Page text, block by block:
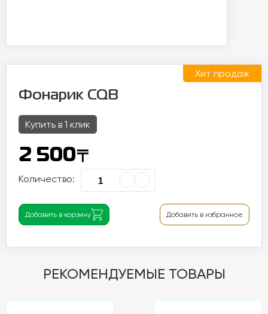
Фонарик CQB
Купить в 1 клик
Хит продаж
2 500〒
Количество:
Добавить в корзину Добавить в избранное
РЕКОМЕНДУЕМЫЕ ТОВАРЫ